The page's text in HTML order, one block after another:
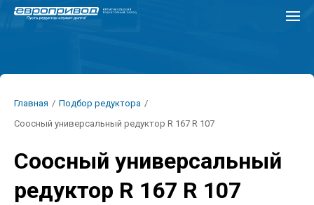
Перейти
Строка
навигации
Главная / Подбор редуктора /
Соосный универсальный редуктор R 167 R 107
Соосный универсальный
редуктор R 167 R 107